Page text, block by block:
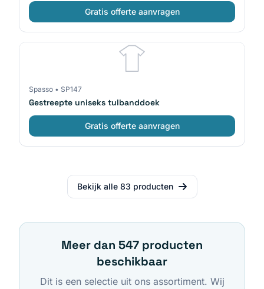
Gratis offerte aanvragen
Spasso • SP147
Gestreepte uniseks tulbanddoek
Gratis offerte aanvragen
Bekijk alle 83 producten
Meer dan 547 producten
beschikbaar
Dit is een selectie uit ons assortiment. Wij